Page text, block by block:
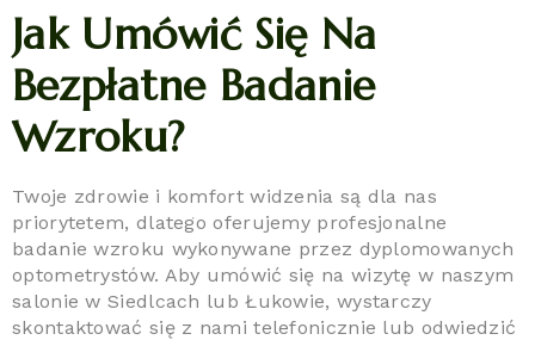
Jak Umówić Się Na
Bezpłatne Badanie
Wzroku?
Twoje zdrowie i komfort widzenia są dla nas
priorytetem, dlatego oferujemy profesjonalne
badanie wzroku wykonywane przez dyplomowanych
optometrystów. Aby umówić się na wizytę w naszym
salonie w Siedlcach lub Łukowie, wystarczy
skontaktować się z nami telefonicznie lub odwiedzić